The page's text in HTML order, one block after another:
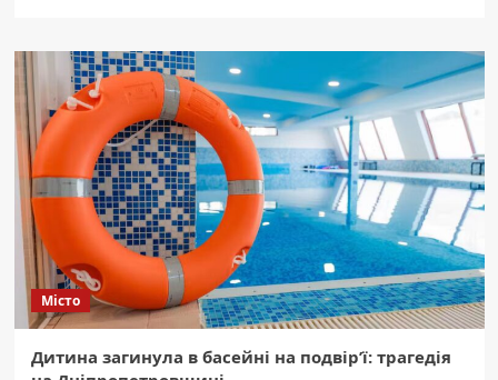
Місто
Дитина загинула в басейні на подвір’ї: трагедія